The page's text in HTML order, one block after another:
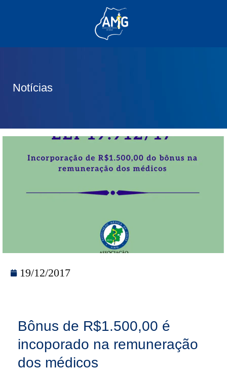
Notícias
19/12/2017
Bônus de R$1.500,00 é
incoporado na remuneração
dos médicos